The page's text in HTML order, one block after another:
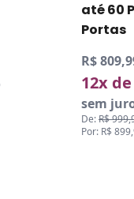
até 60
Portas
R$
12x de
sem
De:R$
Por: R$